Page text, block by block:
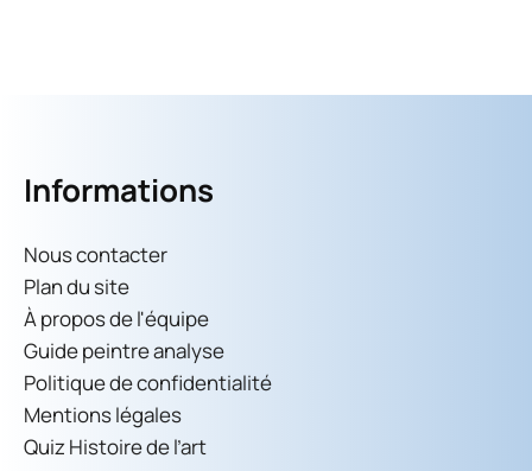
Informations
Nous contacter
Plan du site
À propos de l'équipe
Guide peintre analyse
Politique de confidentialité
Mentions légales
Quiz Histoire de l’art